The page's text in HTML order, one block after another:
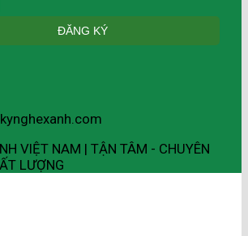
VIỆT NAM | TẬN TÂM - CHUYÊN
LƯỢNG